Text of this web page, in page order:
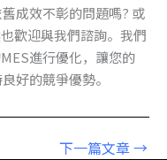
成效不彰的問題嗎? 或
歡迎與我們諮詢。我們
進行優化，讓您的
好的競爭優勢。
下一篇文章→